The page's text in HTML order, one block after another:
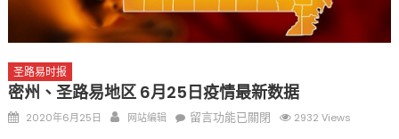
圣路易时报
密州、圣路易地区 6月25日疫情最新数据
Posted
2020年6月25日 Author
网站编辑
在
留言功能已關閉 2932 Views